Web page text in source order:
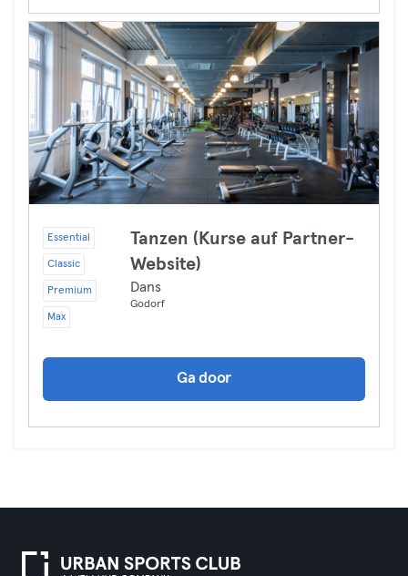
Essential
Classic
Premium
Max
Tanzen (Kurse auf Partner-
Website)
Dans
Godorf
Ga door